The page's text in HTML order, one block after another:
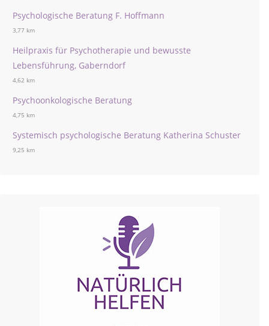
Psychologische Beratung F. Hoffmann
3,77 km
Heilpraxis für Psychotherapie und bewusste
Lebensführung, Gaberndorf
4,62 km
Psychoonkologische Beratung
4,75 km
Systemisch psychologische Beratung Katherina Schuster
9,25 km